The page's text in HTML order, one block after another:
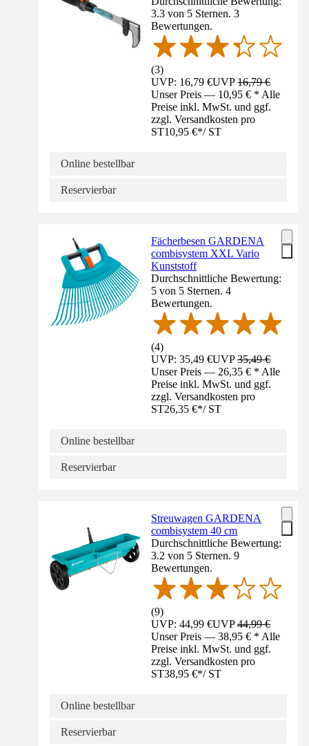
3.3 von 5 Sternen. 3
Bewertungen.
(3)
UVP: 16,79 €UVP16,79 €
Unser Preis — 10,95 € * Alle
Preise inkl. MwSt. und ggf.
zzgl. Versandkosten pro
ST10,95 €*/ ST
Online bestellbar
Reservierbar
Fächerbesen GARDENA
combisystem XXL Vario
Kunststoff
Durchschnittliche Bewertung:
5 von 5 Sternen. 4
Bewertungen.
(4)
UVP: 35,49 €UVP35,49 €
Unser Preis — 26,35 € * Alle
Preise inkl. MwSt. und ggf.
zzgl. Versandkosten pro
ST26,35 €*/ ST
Online bestellbar
Reservierbar
Streuwagen GARDENA
combisystem 40 cm
Durchschnittliche Bewertung:
3.2 von 5 Sternen. 9
Bewertungen.
(9)
UVP: 44,99 €UVP44,99 €
Unser Preis — 38,95 € * Alle
Preise inkl. MwSt. und ggf.
zzgl. Versandkosten pro
ST38,95 €*/ ST
Online bestellbar
Reservierbar